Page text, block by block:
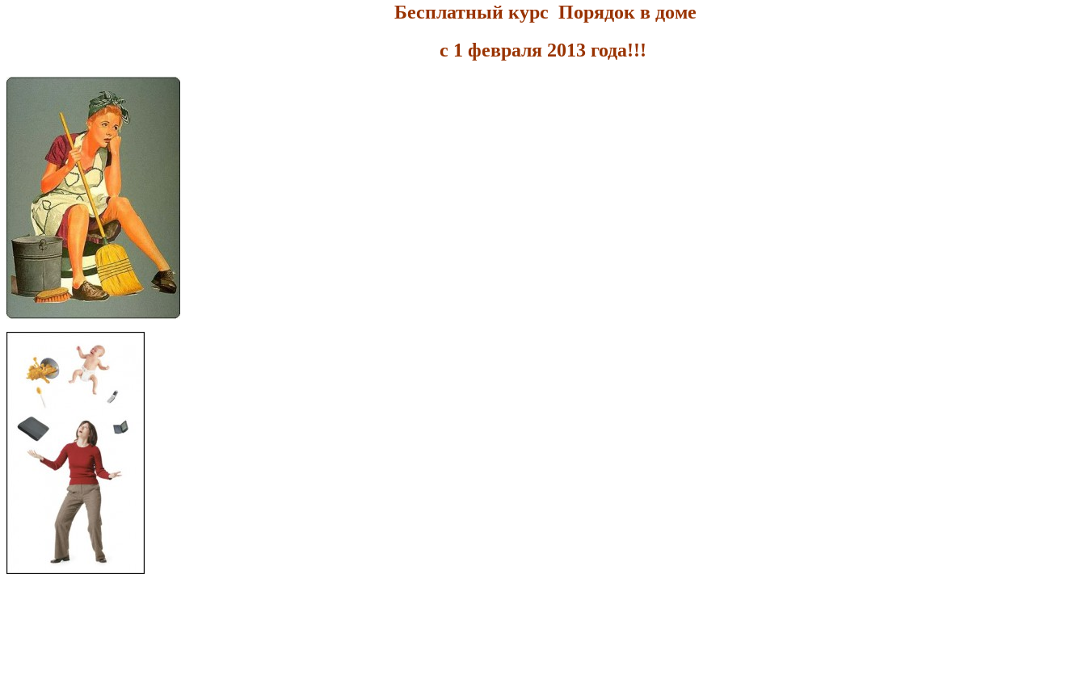
Бесплатный курс Порядок в доме
с 1 февраля 2013 года!!!